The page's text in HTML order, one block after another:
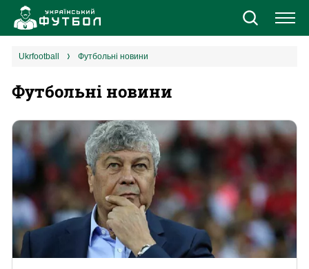
Новини
Збірна
Єврокубки
УПЛ
1 ліга
2 ліга
ukrfootball Футбольні новини
Футбольні новини